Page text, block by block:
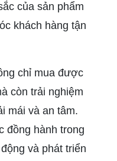
của sản phẩm
khách hàng tận
chỉ mua được
còn trải nghiệm
mái và an tâm.
đồng hành trong
và phát triển